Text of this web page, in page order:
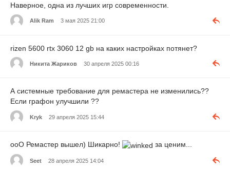
Наверное, одна из лучших игр современности.
Alik Ram 3 мая 2025 21:00
rizen 5600 rtx 3060 12 gb на каких настройках потянет?
Никита Жариков 30 апреля 2025 00:16
А системные требование для ремастера не изменились??
Если графон улучшили ??
Kryk 29 апреля 2025 15:44
ooO Ремастер вышел) Шикарно! за ценим...
Seet 28 апреля 2025 14:04